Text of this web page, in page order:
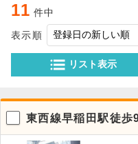
11 件中
リスト表示
表示順
東西線早稲田駅徒歩
相談可